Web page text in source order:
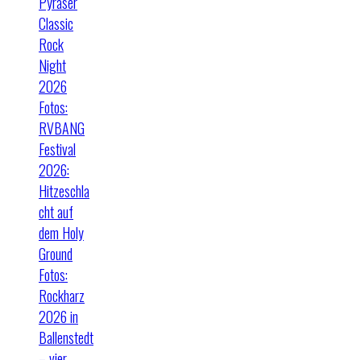
Classic
Rock
Night
2026
Fotos:
RVBANG
Festival
2026:
Hitzeschla
cht auf
dem Holy
Ground
Fotos:
Rockharz
2026 in
Ballenstedt